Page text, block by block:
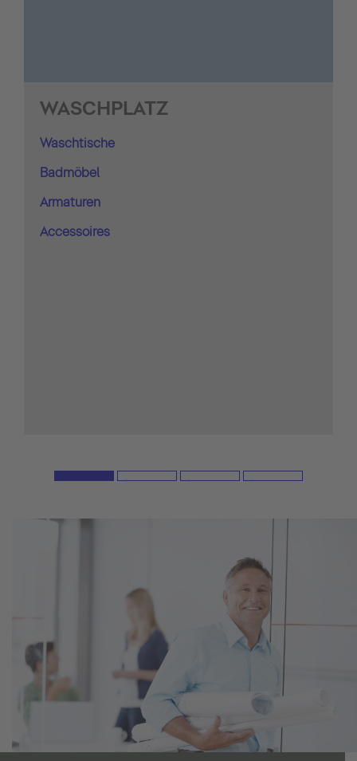
WASCHPLATZ
Waschtische
Badmöbel
Armaturen
Accessoires